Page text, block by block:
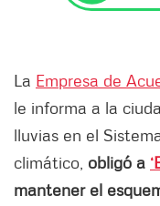
La Empresa de
le informa a la
lluvias en el
climático, obligó a
mantener el